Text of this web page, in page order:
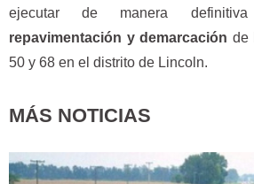
ejecutar de manera
repavimentación y demarcación de
50 y 68 en el distrito de Lincoln.
MÁS NOTICIAS